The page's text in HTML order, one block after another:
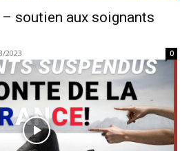
soutien aux soignants
2023 0